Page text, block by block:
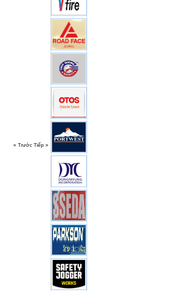
« Trước Tiếp »